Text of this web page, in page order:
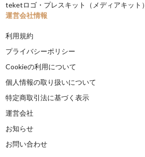
teketロゴ・プレスキット（メディアキット）
運営会社情報
利用規約
プライバシーポリシー
Cookieの利用について
個人情報の取り扱いについて
特定商取引法に基づく表示
運営会社
お知らせ
お問い合わせ